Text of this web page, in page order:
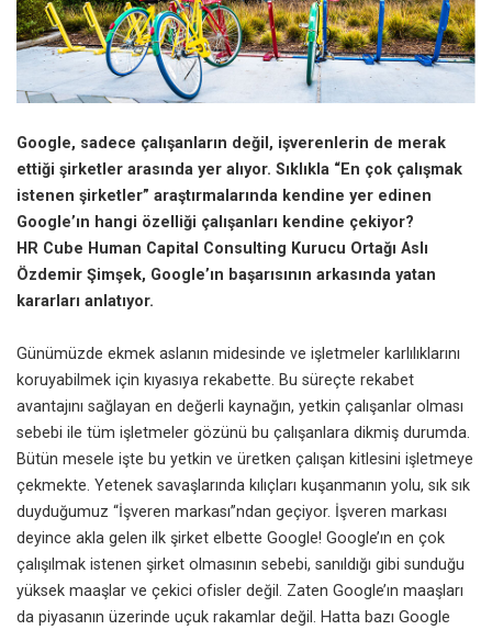
Google, sadece çalışanların değil, işverenlerin de merak
ettiği şirketler arasında yer alıyor. Sıklıkla “En çok çalışmak
istenen şirketler” araştırmalarında kendine yer edinen
Google’ın hangi özelliği çalışanları kendine çekiyor?
HR Cube Human Capital Consulting Kurucu Ortağı Aslı
Özdemir Şimşek, Google’ın başarısının arkasında yatan
kararları anlatıyor.
Günümüzde ekmek aslanın midesinde ve işletmeler karlılıklarını
koruyabilmek için kıyasıya rekabette. Bu süreçte rekabet
avantajını sağlayan en değerli kaynağın, yetkin çalışanlar olması
sebebi ile tüm işletmeler gözünü bu çalışanlara dikmiş durumda.
Bütün mesele işte bu yetkin ve üretken çalışan kitlesini işletmeye
çekmekte. Yetenek savaşlarında kılıçları kuşanmanın yolu, sık sık
duyduğumuz “İşveren markası”ndan geçiyor. İşveren markası
deyince akla gelen ilk şirket elbette Google! Google’ın en çok
çalışılmak istenen şirket olmasının sebebi, sanıldığı gibi sunduğu
yüksek maaşlar ve çekici ofisler değil. Zaten Google’ın maaşları
da piyasanın üzerinde uçuk rakamlar değil. Hatta bazı Google